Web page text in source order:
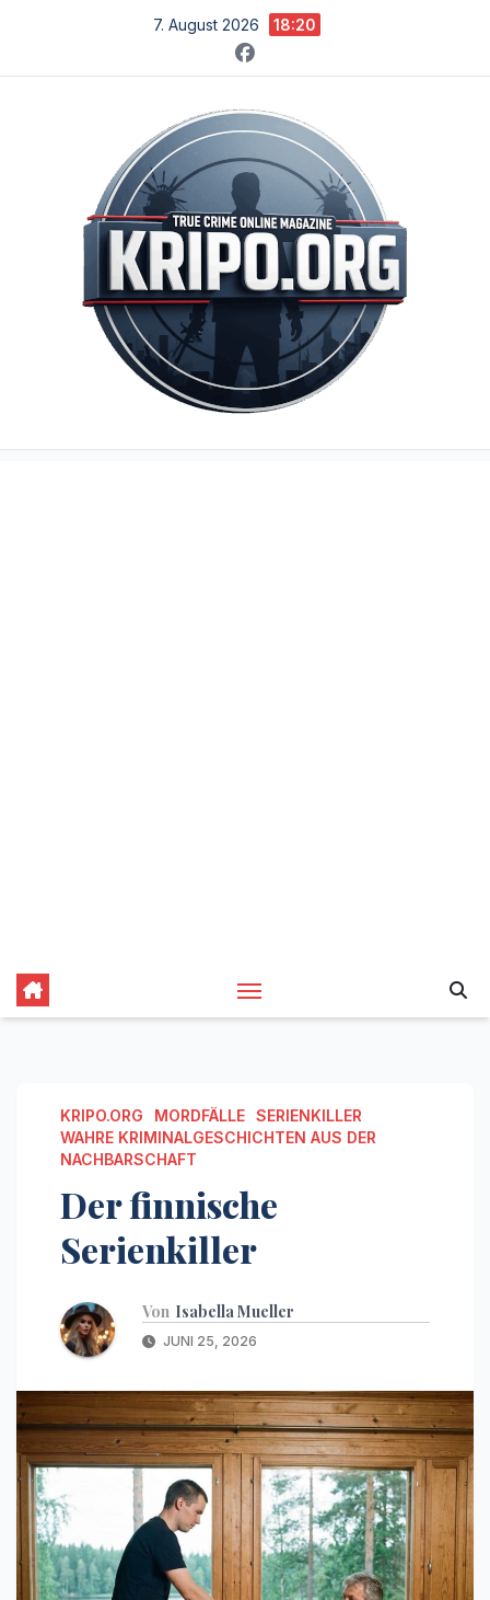
springen
7. August 2026 18:20
KRIPO.ORG MORDFÄLLE SERIENKILLER
WAHRE KRIMINALGESCHICHTEN AUS DER
NACHBARSCHAFT
Der finnische
Serienkiller
Von Isabella Mueller
JUNI 25, 2026